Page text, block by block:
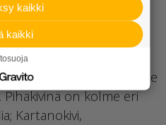
toteutetuilla
ja etuoven väliin jää
Korotetut
katselukorkeudelle
on kolme eri
Kartanokivi,
kaikki
kaikki